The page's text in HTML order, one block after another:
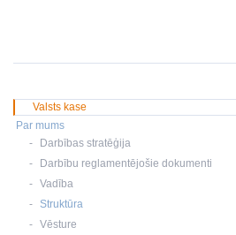
Valsts kase
Par mums
Darbības stratēģija
Darbību reglamentējošie dokumenti
Vadība
Struktūra
Vēsture